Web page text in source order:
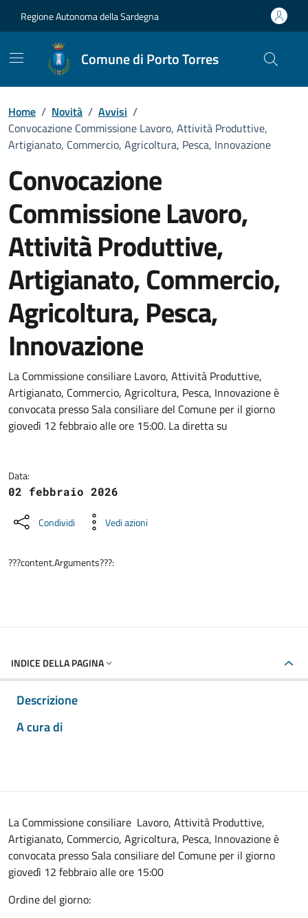
Regione Autonoma della Sardegna
Comune di Porto Torres
Home / Novità / Avvisi /
Convocazione Commissione Lavoro, Attività Produttive,
Artigianato, Commercio, Agricoltura, Pesca, Innovazione
Convocazione
Commissione Lavoro,
Attività Produttive,
Artigianato, Commercio,
Agricoltura, Pesca,
Innovazione
Dettagli della notizia
La Commissione consiliare Lavoro, Attività Produttive,
Artigianato, Commercio, Agricoltura, Pesca, Innovazione è
convocata presso Sala consiliare del Comune per il giorno
giovedì 12 febbraio alle ore 15:00. La diretta su
Data:
02 febbraio 2026
Condividi Vedi azioni
???content.Arguments???:
INDICE DELLA PAGINA
Descrizione
A cura di
La Commissione consiliare Lavoro, Attività Produttive,
Artigianato, Commercio, Agricoltura, Pesca, Innovazione è
convocata presso Sala consiliare del Comune per il giorno
giovedì 12 febbraio alle ore 15:00
Ordine del giorno: